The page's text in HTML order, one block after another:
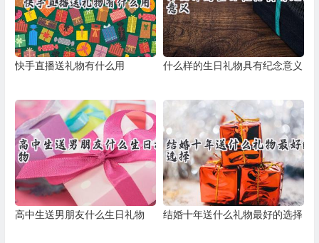
快手直播送礼物有什么用 什么样的生日礼物具有纪念意义
高中生送男朋友什么生日礼物 结婚十年送什么礼物最好的选择